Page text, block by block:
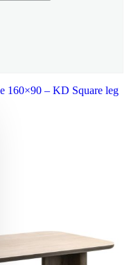
160×90 – KD Square leg